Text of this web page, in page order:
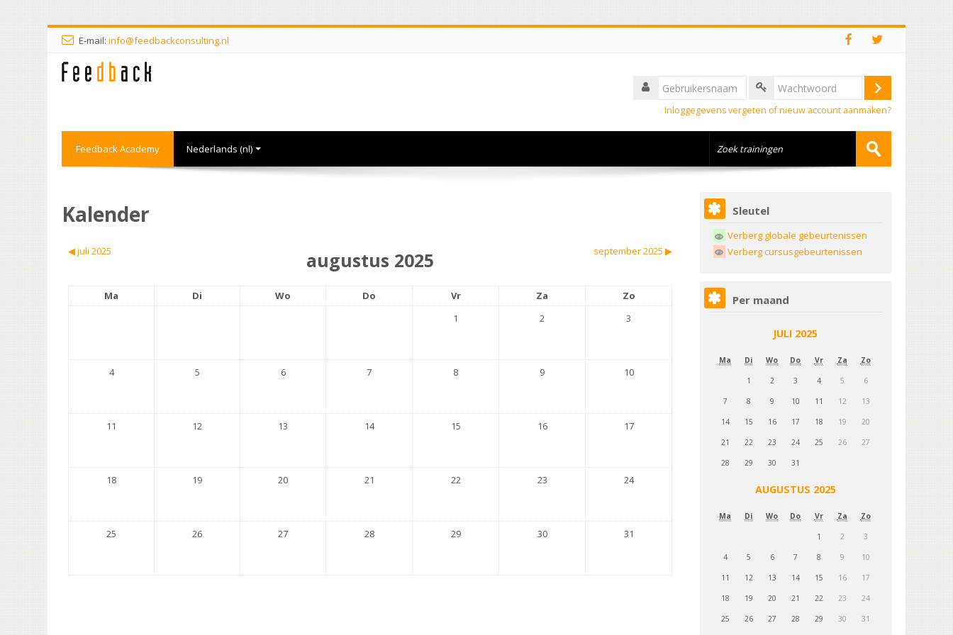
E-mail:info@feedbackconsulting.nl
Inloggegevens vergeten of nieuw account aanmaken?
Feedback Academy Nederlands ‎(nl)‎
Kalender
◀︎juli 2025 augustus 2025 september 2025 ▶︎
Ma Di Wo Do Vr Za
Zo
1
2 3
4 5 6 7 8 9 10
11 12 13 14 15 16 17
18 19 20 21 22 23 24
25 26 27 28 29 30 31
Sleutel
Verberg globale gebeurtenissen
Verberg cursusgebeurtenissen
Per maand
JULI 2025
Ma Di Wo Do Vr Za Zo
1 2 3 4 5 6
7 8 9 10 11 12 13
14 15 16 17 18 19 20
21 22 23 24 25 26 27
28 29 30 31
AUGUSTUS 2025
Ma Di Wo Do Vr Za Zo
1 2 3
4 5 6 7 8 9 10
11 12 13 14 15 16 17
18 19 20 21 22 23 24
25 26 27 28 29 30 31